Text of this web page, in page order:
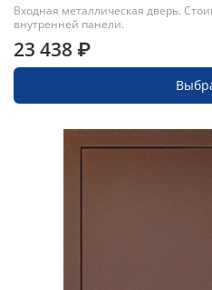
Входная металлическая дверь.
внутренней панели.
23 438 ₽